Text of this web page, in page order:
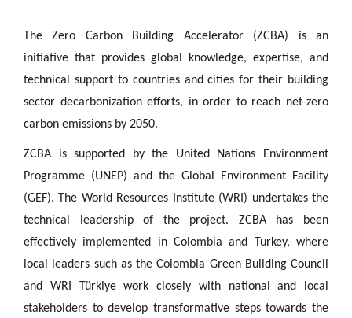
The Zero Carbon Building Accelerator (ZCBA) is an
initiative that provides global knowledge, expertise, and
technical support to countries and cities for their building
sector decarbonization efforts, in order to reach net-zero
carbon emissions by 2050.
ZCBA is supported by the United Nations Environment
Programme (UNEP) and the Global Environment Facility
(GEF). The World Resources Institute (WRI) undertakes the
technical leadership of the project. ZCBA has been
effectively implemented in Colombia and Turkey, where
local leaders such as the Colombia Green Building Council
and WRI Türkiye work closely with national and local
stakeholders to develop transformative steps towards the